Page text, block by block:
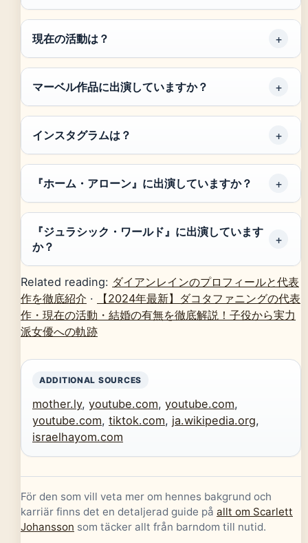
現在の活動は？
マーベル作品に出演していますか？
インスタグラムは？
『ホーム・アローン』に出演していますか？
『ジュラシック・ワールド』に出演しています
か？
Related reading: ダイアンレインのプロフィールと代表
作を徹底紹介 ·
【2024年最新】ダコタファニングの代表
作・現在の活動・結婚の有無を徹底解説！子役から実力
派女優への軌跡
ADDITIONAL SOURCES
mother.ly, youtube.com, youtube.com,
youtube.com, tiktok.com, ja.wikipedia.org,
israelhayom.com
För den som vill veta mer om hennes bakgrund och
karriär finns det en detaljerad guide på allt om Scarlett
Johansson som täcker allt från barndom till nutid.